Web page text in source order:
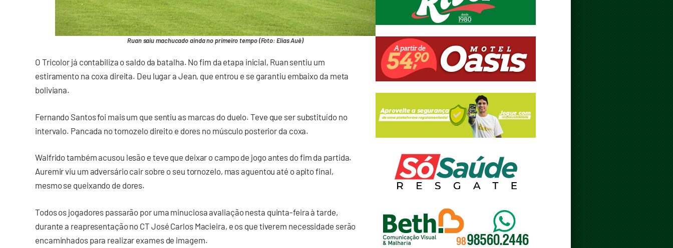
Ruan saiu machucado ainda no primeiro tempo (Foto: Elias Auê)
O Tricolor já contabiliza o saldo da batalha. No fim da etapa inicial, Ruan sentiu um
estiramento na coxa direita. Deu lugar a Jean, que entrou e se garantiu embaixo da meta
boliviana.
Fernando Santos foi mais um que sentiu as marcas do duelo. Teve que ser substituído no
intervalo. Pancada no tornozelo direito e dores no músculo posterior da coxa.
Walfrido também acusou lesão e teve que deixar o campo de jogo antes do fim da partida.
Auremir viu um adversário cair sobre o seu tornozelo, mas aguentou até o apito final,
mesmo se queixando de dores.
Todos os jogadores passarão por uma minuciosa avaliação nesta quinta-feira à tarde,
durante a reapresentação no CT José Carlos Macieira, e os que tiverem necessidade serão
encaminhados para realizar exames de imagem.